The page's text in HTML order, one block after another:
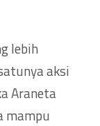
lebih
aksi
Araneta
mampu